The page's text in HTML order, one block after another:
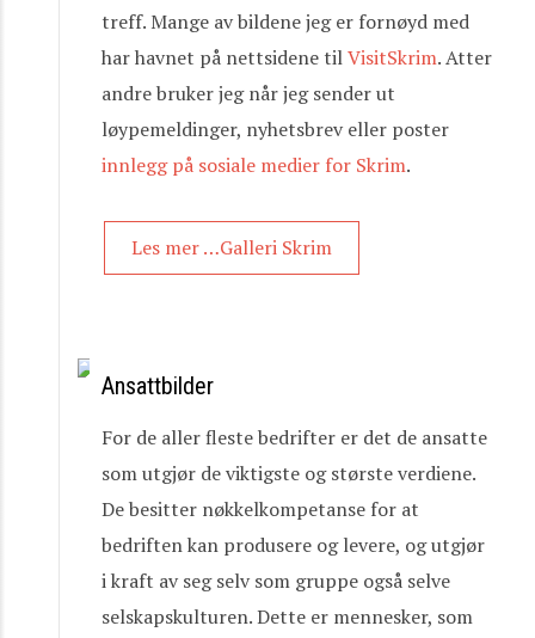
treff. Mange av bildene jeg er fornøyd med
har havnet på nettsidene tilVisitSkrim. Atter
andre bruker jeg når jeg sender ut
løypemeldinger, nyhetsbrev eller poster
innlegg på sosiale medier for Skrim.
Les mer …Galleri Skrim
Ansattbilder
For de aller fleste bedrifter er det de ansatte
som utgjør de viktigste og største verdiene.
De besitter nøkkelkompetanse for at
bedriften kan produsere og levere, og utgjør
i kraft av seg selv som gruppe også selve
selskapskulturen. Dette er mennesker, som